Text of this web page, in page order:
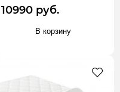
10990 руб.
В корзину